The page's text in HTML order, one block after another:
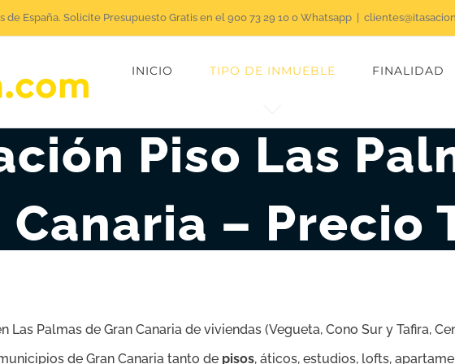
de España. Solicite Presupuesto Gratis en el 900 73 29 10 o Whatsapp
INICIO TIPO DE INMUEBLE FINALIDAD
Piso Las
Canaria – Precio
Las Palmas de Gran Canaria de viviendas (Vegueta, Cono Sur y Tafira,
de Gran Canaria tanto de pisos, áticos, estudios, lofts,